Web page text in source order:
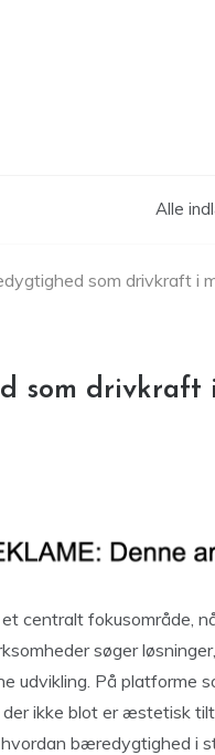
Alle
som drivkraft i
som drivkraft
centralt fokusområde,
søger
udvikling. På platforme
ikke blot er æstetisk
bæredygtighed i